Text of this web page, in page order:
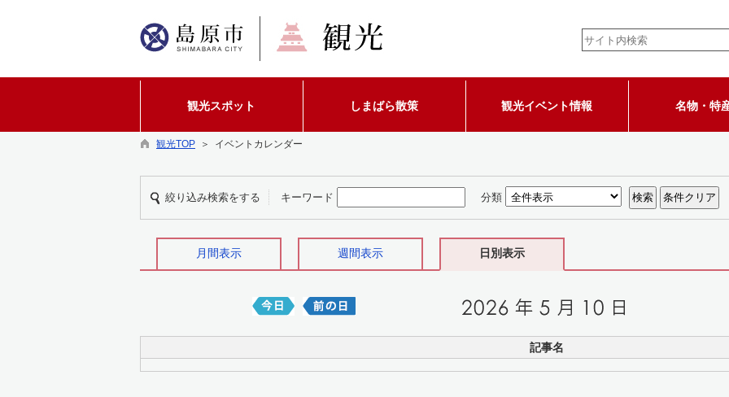
観光スポット しまばら散策 観光イベント情報 名物・特
観光TOP ＞ イベントカレンダー
絞り込み検索をする キーワード 分類
月間表示 週間表示 日別表示
記事名